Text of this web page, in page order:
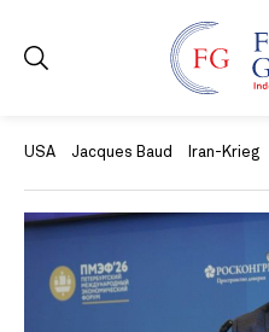
USA Jacques Baud Iran-Krieg